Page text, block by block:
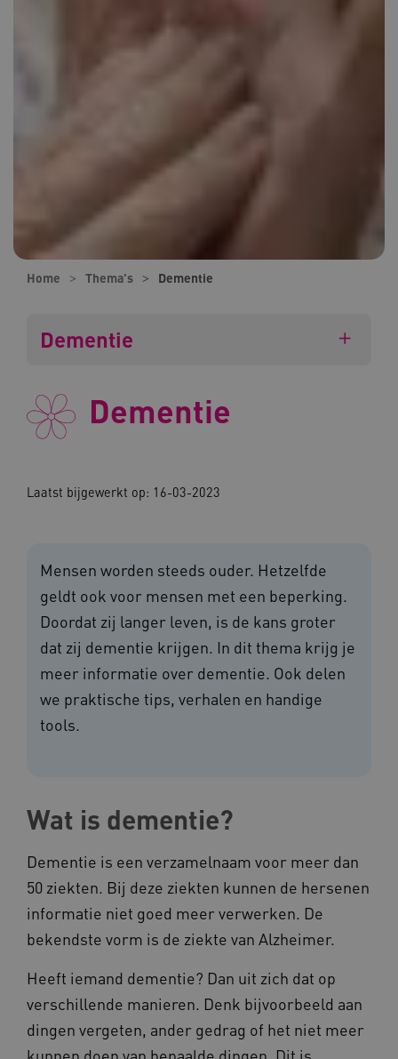
Home Thema's Dementie
Dementie
Dementie
Laatst bijgewerkt op: 16-03-2023
Mensen worden steeds ouder. Hetzelfde
geldt ook voor mensen met een beperking.
Doordat zij langer leven, is de kans groter
dat zij dementie krijgen. In dit thema krijg je
meer informatie over dementie. Ook delen
we praktische tips, verhalen en handige
tools.
Wat is dementie?
Dementie is een verzamelnaam voor meer dan
50 ziekten. Bij deze ziekten kunnen de hersenen
informatie niet goed meer verwerken. De
bekendste vorm is de ziekte van Alzheimer.
Heeft iemand dementie? Dan uit zich dat op
verschillende manieren. Denk bijvoorbeeld aan
dingen vergeten, ander gedrag of het niet meer